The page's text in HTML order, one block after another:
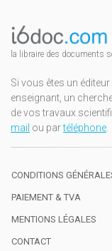
la libraire des documents
Si vous êtes un
enseignant, un
de vos travaux
mail ou partéléphone
CONDITIONS
PAIEMENT & TVA
MENTIONS LÉGALES
CONTACT